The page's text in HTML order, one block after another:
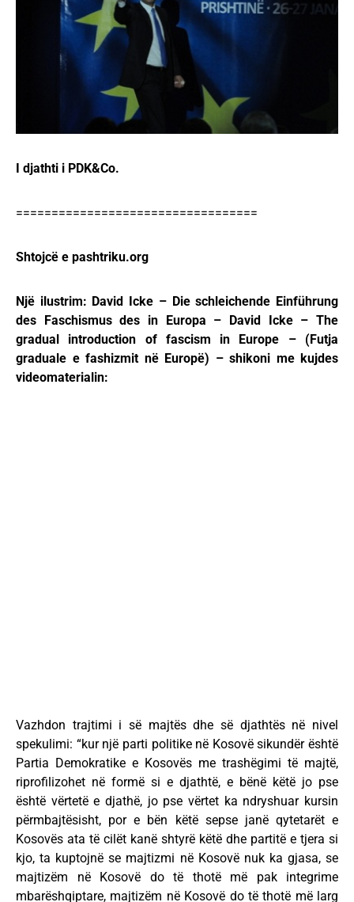
I djathti i PDK&Co.
==================================
Shtojcë e pashtriku.org
Një ilustrim: David Icke – Die schleichende Einführung
des Faschismus des in Europa – David Icke – The
gradual introduction of fascism in Europe – (Futja
graduale e fashizmit në Europë) – shikoni me kujdes
videomaterialin:
Vazhdon trajtimi i së majtës dhe së djathtës në nivel
spekulimi: “kur një parti politike në Kosovë sikundër është
Partia Demokratike e Kosovës me trashëgimi të majtë,
riprofilizohet në formë si e djathtë, e bënë këtë jo pse
është vërtetë e djathë, jo pse vërtet ka ndryshuar kursin
përmbajtësisht, por e bën këtë sepse janë qytetarët e
Kosovës ata të cilët kanë shtyrë këtë dhe partitë e tjera si
kjo, ta kuptojnë se majtizmi në Kosovë nuk ka gjasa, se
majtizëm në Kosovë do të thotë më pak integrime
mbarëshqiptare, majtizëm në Kosovë do të thotë më larg